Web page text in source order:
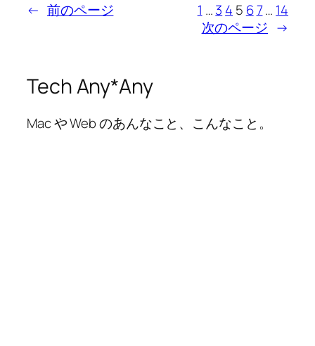
← 前のページ 1 …3 4 5 67… 14
次のページ →
Tech Any*Any
Mac や Web のあんなこと、こんなこと。